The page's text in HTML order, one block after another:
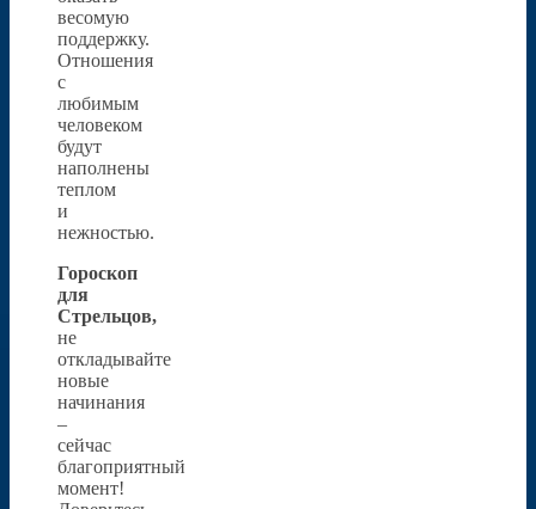
весомую
поддержку.
Отношения
с
любимым
человеком
будут
наполнены
теплом
и
нежностью.
Гороскоп
для
Стрельцов,
не
откладывайте
новые
начинания
–
сейчас
благоприятный
момент!